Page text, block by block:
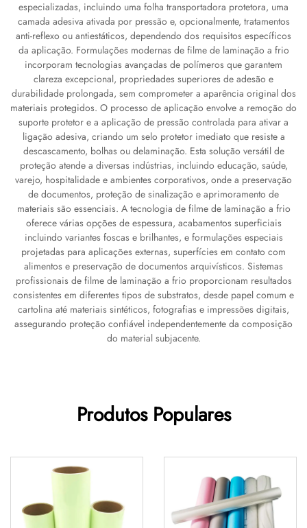
especializadas, incluindo uma folha transportadora protetora, uma
camada adesiva ativada por pressão e, opcionalmente, tratamentos
anti-reflexo ou antiestáticos, dependendo dos requisitos específicos
da aplicação. Formulações modernas de filme de laminação a frio
incorporam tecnologias avançadas de polímeros que garantem
clareza excepcional, propriedades superiores de adesão e
durabilidade prolongada, sem comprometer a aparência original dos
materiais protegidos. O processo de aplicação envolve a remoção do
suporte protetor e a aplicação de pressão controlada para ativar a
ligação adesiva, criando um selo protetor imediato que resiste a
descascamento, bolhas ou delaminação. Esta solução versátil de
proteção atende a diversas indústrias, incluindo educação, saúde,
varejo, hospitalidade e ambientes corporativos, onde a preservação
de documentos, proteção de sinalização e aprimoramento de
materiais são essenciais. A tecnologia de filme de laminação a frio
oferece várias opções de espessura, acabamentos superficiais
incluindo variantes foscas e brilhantes, e formulações especiais
projetadas para aplicações externas, superfícies em contato com
alimentos e preservação de documentos arquivísticos. Sistemas
profissionais de filme de laminação a frio proporcionam resultados
consistentes em diferentes tipos de substratos, desde papel comum e
cartolina até materiais sintéticos, fotografias e impressões digitais,
assegurando proteção confiável independentemente da composição
do material subjacente.
Produtos Populares